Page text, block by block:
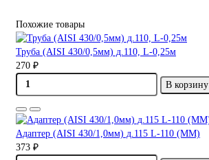
Похожие товары
Труба (AISI 430/0,5мм) д.110, L-0,25м
270 ₽
В корзину
Адаптер (AISI 430/1,0мм) д.115 L-110 (ММ)
373 ₽